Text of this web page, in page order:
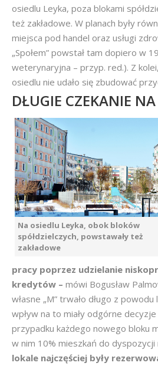
osiedlu Leyka, poza blokami
też zakładowe. W planach były
miejsca pod handel oraz usługi
„Społem” powstał tam dopiero w
weterynaryjna – przyp. red.). Z
osiedlu nie udało się zbudować
DŁUGIE CZEKANIE
Na osiedlu Leyka, obok bloków
spółdzielczych, powstawały też
zakładowe
pracy poprzez udzielanie
kredytów – mówi Bogusław
własne „M” trwało długo z
wpływ na to miały odgórne
przypadku każdego nowego bloku
w nim 10% mieszkań do dyspozycji
lokale najczęściej były